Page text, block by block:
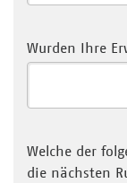
Wurden Ihre
Welche der
die nächsten